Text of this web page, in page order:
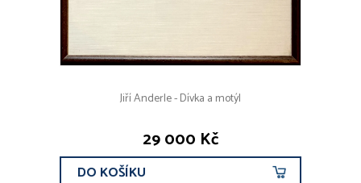
Jiří Anderle - Dívka a motýl
29 000 Kč
DO KOŠÍKU